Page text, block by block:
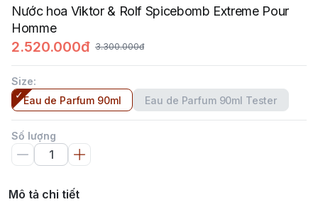
Nước hoa Viktor & Rolf Spicebomb Extreme Pour
Homme
2.520.000đ 3.300.000đ
Size:
Eau de Parfum 90ml
Eau de Parfum 90ml Tester
Số lượng
Mô tả chi tiết